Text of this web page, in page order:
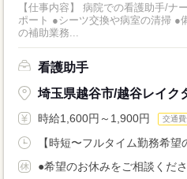
【仕事内容】 病院での看護助手/ナースエイド
ポート ●シーツ交換や病室の清掃 ●
の補助業務...
看護助手
埼玉県越谷市/越谷レイク
時給1,600円～1,900円 交通
【時短〜フルタイム勤務希望
●希望のお休みをご相談くだ